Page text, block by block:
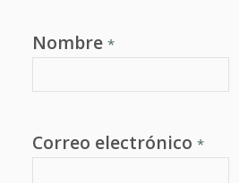
Nombre *
Correo electrónico *